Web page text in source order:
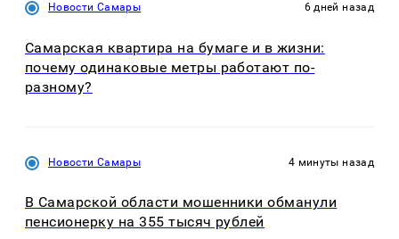
Новости Самары 6 дней назад
Самарская квартира на бумаге и в жизни:
почему одинаковые метры работают по-
разному?
Новости Самары 4 минуты назад
В Самарской области мошенники обманули
пенсионерку на 355 тысяч рублей